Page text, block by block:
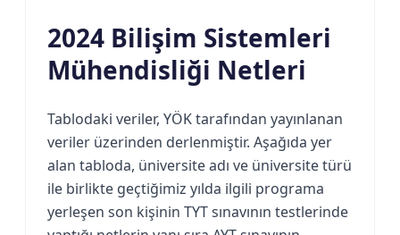
2024 Bilişim Sistemleri
Mühendisliği Netleri
Tablodaki veriler, YÖK tarafından yayınlanan
veriler üzerinden derlenmiştir. Aşağıda yer
alan tabloda, üniversite adı ve üniversite türü
ile birlikte geçtiğimiz yılda ilgili programa
yerleşen son kişinin TYT sınavının testlerinde